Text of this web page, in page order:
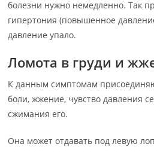
болезни нужно немедленно. Так
гипертония (повышенное
давление упало.
Ломота в груди и
К данным симптомам
боли, жжение, чувство давления
сжимания его.
Она может отдавать под левую